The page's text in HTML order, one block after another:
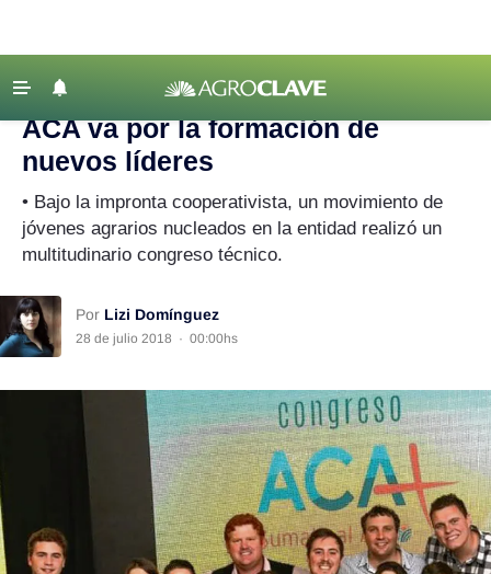
Lechería
Tecnología
Maquinaria agrícola
Agenda
‹ VOLVER
Agroclave
ACA va por la formación de
nuevos líderes
• Bajo la impronta cooperativista, un movimiento de
jóvenes agrarios nucleados en la entidad realizó un
multitudinario congreso técnico.
Por Lizi Domínguez
28 de julio 2018 · 00:00hs